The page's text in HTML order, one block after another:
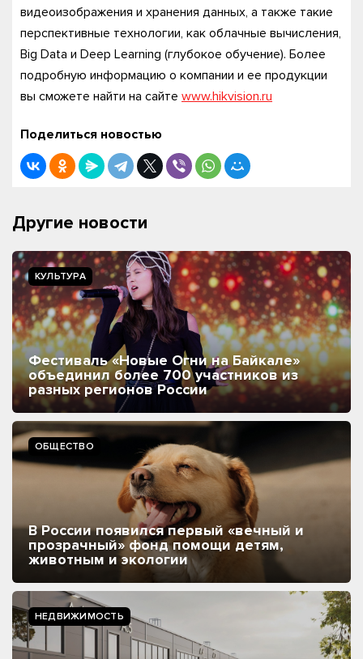
видеоизображения и хранения данных, а также такие
перспективные технологии, как облачные вычисления,
Big Data и Deep Learning (глубокое обучение). Более
подробную информацию о компании и ее продукции
вы сможете найти на сайте www.hikvision.ru
Поделиться новостью
Другие новости
КУЛЬТУРА
Фестиваль «Новые Огни на Байкале»
объединил более 700 участников из
разных регионов России
ОБЩЕСТВО
В России появился первый «вечный и
прозрачный» фонд помощи детям,
животным и экологии
НЕДВИЖИМОСТЬ